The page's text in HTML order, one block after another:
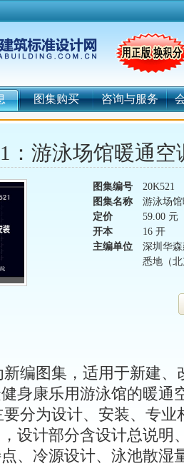
图集购买 咨询与服务
：游泳场馆暖通
图集编号
20K521
图集名称
游泳场
定价
59.00 元
开本
16 开
主编单位
深圳华
悉地（
图集，适用于新建、
身康乐用游泳馆的暖通
为设计、安装、专业
设计部分含设计总说明
、冷源设计、泳池散湿